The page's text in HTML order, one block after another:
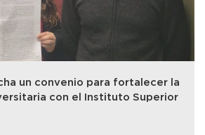
un convenio para fortalecer la
con el Instituto Superior